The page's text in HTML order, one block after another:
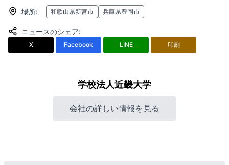
場所: 和歌山県新宮市 兵庫県豊岡市
ニュースのシェア:
X Facebook LINE 印刷
学校法人近畿大学
会社の詳しい情報を見る